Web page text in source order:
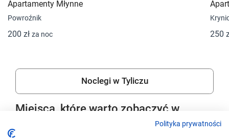
Apartamenty Młynne
Powroźnik
200 zł za noc 250
Noclegi w Tyliczu
Miejsca, które warto zobaczyć w
Polityka prywatności